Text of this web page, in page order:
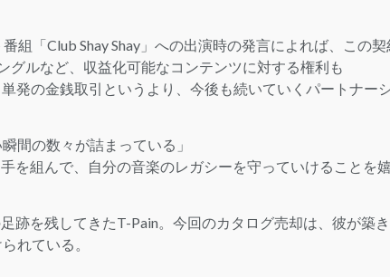
組「Club Shay Shay」への出演時の発言によれば、この契
ルなど、収益化可能なコンテンツに対する権利も
発の金銭取引というより、今後も続いていくパートナー
間の数々が詰まっている」
を組んで、自分の音楽のレガシーを守っていけることを
跡を残してきたT-Pain。今回のカタログ売却は、彼が築
れている。